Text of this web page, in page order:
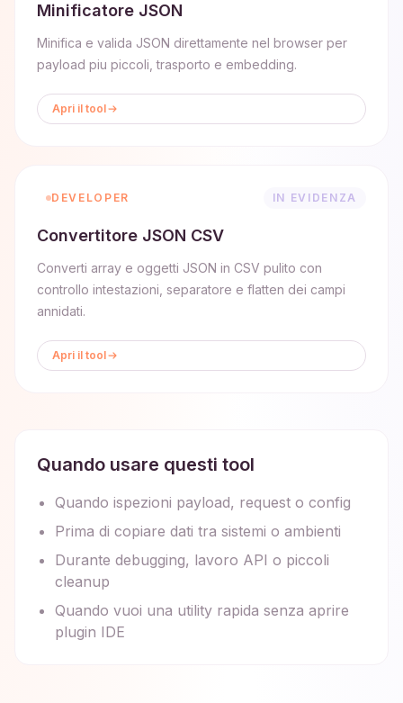
Minificatore JSON
Minifica e valida JSON direttamente nel browser per
payload piu piccoli, trasporto e embedding.
Apri il tool
DEVELOPER IN EVIDENZA
Convertitore JSON CSV
Converti array e oggetti JSON in CSV pulito con
controllo intestazioni, separatore e flatten dei campi
annidati.
Apri il tool
Quando usare questi tool
Quando ispezioni payload, request o config
Prima di copiare dati tra sistemi o ambienti
Durante debugging, lavoro API o piccoli
cleanup
Quando vuoi una utility rapida senza aprire
plugin IDE